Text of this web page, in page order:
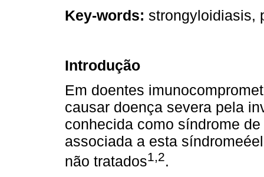
Key-words: strongyloidiasis,
Introdução
Em doentes
causar doença severa pela
conhecida como síndrome
associada a esta
não tratados1,2.